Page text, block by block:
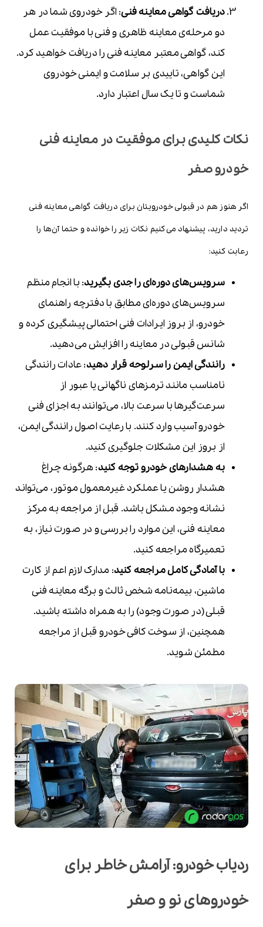
دریافت گواهی معاینه فنی: اگر خودروی شما در هر
دو مرحله‌ی معاینه ظاهری و فنی با موفقیت عمل
کند، گواهی معتبر معاینه فنی را دریافت خواهید کرد.
این گواهی، تاییدی بر سلامت و ایمنی خودروی
شماست و تا یک سال اعتبار دارد.
نکات کلیدی برای موفقیت در معاینه فنی
خودرو صفر
اگر هنوز هم در قبولی خودرویتان برای دریافت گواهی معاینه فنی
تردید دارید، پیشنهاد می‌کنیم نکات زیر را خوانده و حتما آن‌ها را
رعابت کنید:
سرویس‌های دوره‌ای را جدی بگیرید: با انجام منظم
سرویس‌های دوره‌ای مطابق با دفترچه راهنمای
خودرو، از بروز ایرادات فنی احتمالی پیشگیری کرده و
شانس قبولی در معاینه را افزایش می‌دهید.
رانندگی ایمن را سرلوحه قرار دهید: عادات رانندگی
نامناسب مانند ترمزهای ناگهانی یا عبور از
سرعت‌گیرها با سرعت بالا، می‌توانند به اجزای فنی
خودرو آسیب وارد کنند. با رعایت اصول رانندگی ایمن،
از بروز این مشکلات جلوگیری کنید.
به هشدارهای خودرو توجه کنید: هرگونه چراغ
هشدار روشن یا عملکرد غیرمعمول موتور، می‌تواند
نشانه وجود مشکل باشد. قبل از مراجعه به مرکز
معاینه فنی، این موارد را بررسی و در صورت نیاز، به
تعمیرگاه مراجعه کنید.
با آمادگی کامل مراجعه کنید: مدارک لازم اعم از کارت
ماشین، بیمه‌نامه شخص ثالث و برگه معاینه فنی
قبلی (در صورت وجود) را به همراه داشته باشید.
همچنین، از سوخت کافی خودرو قبل از مراجعه
مطمئن شوید.
ردیاب خودرو: آرامش خاطر برای
خودروهای نو و صفر